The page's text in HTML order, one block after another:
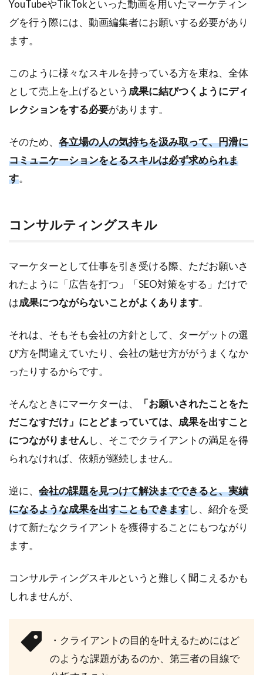
YouTubeやTikTokといった動画を用いたマーケティン
グを行う際には、動画編集者にお願いする必要があり
ます。
このように様々なスキルを持っている方を束ね、全体
として売上を上げるという 成果に結びつくようにディ
レクションをする必要があります。
そのため、 各立場の人の気持ちを汲み取って、円滑に
コミュニケーションをとるスキルは必ず求められま
す。
コンサルティングスキル
マーケターとして仕事を引き受ける際、ただお願いさ
れたように「広告を打つ」「SEO対策をする」だけで
は成果につながらないことがよくあります。
それは、そもそも会社の方針として、ターゲットの選
び方を間違えていたり、会社の魅せ方ががうまくなか
ったりするからです。
そんなときにマーケターは、
「お願いされたことをた
だこなすだけ」にとどまっていては、成果を出すこと
につながりませんし、そこでクライアントの満足を得
られなければ、依頼が継続しません。
逆に、 会社の課題を見つけて解決までできると、実績
になるような成果を出すこともできますし、紹介を受
けて新たなクライアントを獲得することにもつながり
ます。
コンサルティングスキルというと難しく聞こえるかも
しれませんが、
・クライアントの目的を叶えるためにはど
のような課題があるのか、第三者の目線で